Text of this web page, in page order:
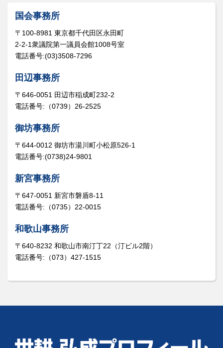
国会事務所
〒100-8981 東京都千代田区永田町
2-2-1衆議院第一議員会館1008号室
電話番号:(03)3508-7296
田辺事務所
〒646-0051 田辺市稲成町232-2
電話番号:（0739）26-2525
御坊事務所
〒644-0012 御坊市湯川町小松原526-1
電話番号:(0738)24-9801
新宮事務所
〒647-0051 新宮市磐盾8-11
電話番号:（0735）22-0015
和歌山事務所
〒640-8232 和歌山市南汀丁22（汀ビル2階）
電話番号:（073）427-1515